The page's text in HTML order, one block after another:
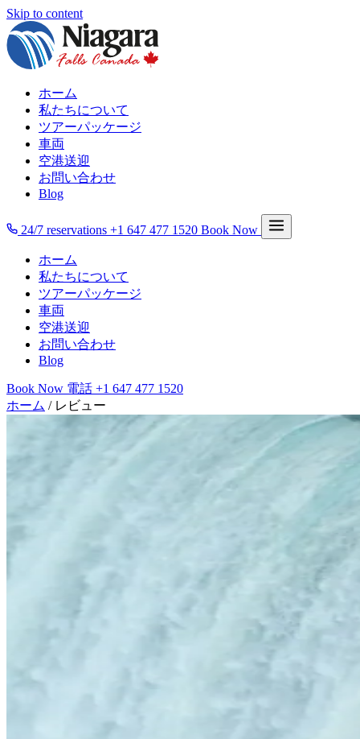
Skip to content
ホーム
私たちについて
ツアーパッケージ
車両
空港送迎
お問い合わせ
Blog
24/7 reservations +1 647 477 1520 Book Now
ホーム
私たちについて
ツアーパッケージ
車両
空港送迎
お問い合わせ
Blog
Book Now 電話 +1 647 477 1520
ホーム / レビュー